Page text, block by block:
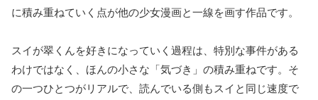
に積み重ねていく点が他の少女漫画と一線を画す作品です。
スイが翠くんを好きになっていく過程は、特別な事件がある
わけではなく、ほんの小さな「気づき」の積み重ねです。そ
の一つひとつがリアルで、読んでいる側もスイと同じ速度で